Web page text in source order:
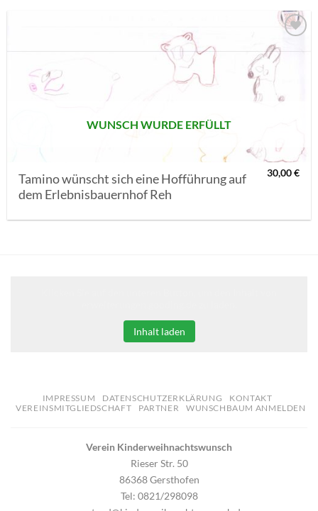
AUF MEINE
MERKLISTE
SETZEN
WUNSCH WURDE ERFÜLLT
Tamino wünscht sich eine Hofführung auf
dem Erlebnisbauernhof Reh
30,00€
Inhalt laden
IMPRESSUM DATENSCHUTZERKLÄRUNG
KONTAKT
VEREINSMITGLIEDSCHAFT
PARTNER WUNSCHBAUM ANMELDEN
Verein Kinderweihnachtswunsch
Rieser Str. 50
86368 Gersthofen
Tel: 0821/298098